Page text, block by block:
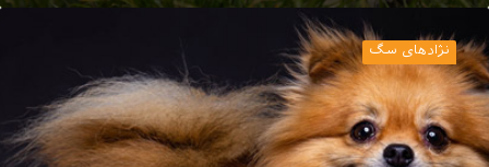
سگ
پامرانین
نژادهای سگ